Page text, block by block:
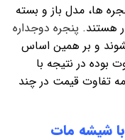
ها، مدل باز و بسته
هستند. پنجره دوجداره
و بر همین اساس
بوده در نتیجه با
تفاوت قیمت در چند
شیشه مات